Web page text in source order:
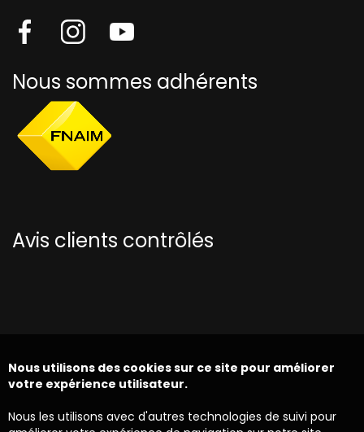
Nous sommes adhérents
Avis clients contrôlés
Nous utilisons des cookies sur ce site pour améliorer
votre expérience utilisateur.
Nous les utilisons avec d'autres technologies de suivi pour